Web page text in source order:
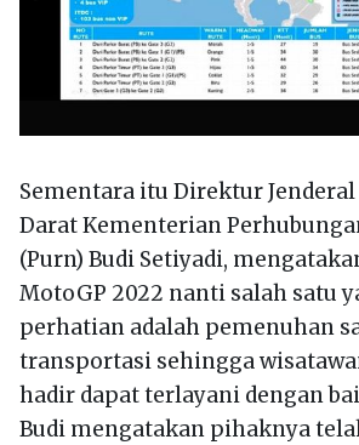
Sementara itu Direktur
Darat Kementerian
(Purn) Budi Setiyadi,
MotoGP 2022 nanti salah satu
perhatian adalah pemenuhan
transportasi sehingga
hadir dapat terlayani dengan
Budi mengatakan pihaknya